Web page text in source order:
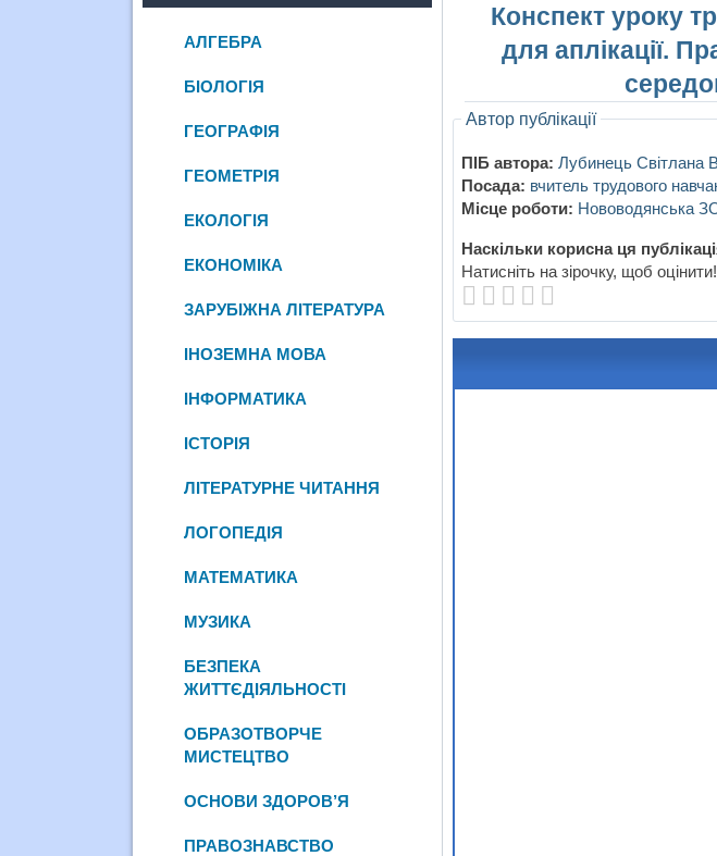
Конспект уроку
для аплікації.
Автор публікації
ПІБ автора: Лубинець Світлана
Посада: вчитель трудового
Місце роботи: Нововодянська
Наскільки корисна ця
Натисніть на зірочку, щоб оцінити!
АЛГЕБРА
БІОЛОГІЯ
ГЕОГРАФІЯ
ГЕОМЕТРІЯ
ЕКОЛОГІЯ
ЕКОНОМІКА
ЗАРУБІЖНА ЛІТЕРАТУРА
ІНОЗЕМНА МОВА
ІНФОРМАТИКА
ІСТОРІЯ
ЛІТЕРАТУРНЕ ЧИТАННЯ
ЛОГОПЕДІЯ
МАТЕМАТИКА
МУЗИКА
БЕЗПЕКА
ЖИТТЄДІЯЛЬНОСТІ
ОБРАЗОТВОРЧЕ
МИСТЕЦТВО
ОСНОВИ ЗДОРОВ’Я
ПРАВОЗНАВСТВО